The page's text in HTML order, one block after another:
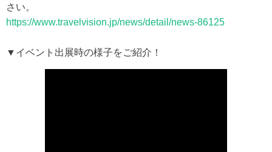
さい。
https://www.travelvision.jp/news/detail/news-86125
▼イベント出展時の様子をご紹介！